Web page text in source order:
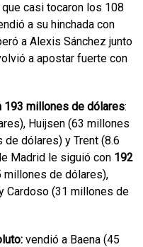
que casi tocaron los 108
a su hinchada con
a Alexis Sánchez junto
a apostar fuerte con
193 millones de dólares:
Huijsen (63 millones
dólares) y Trent (8.6
Madrid le siguió con 192
millones de dólares),
Cardoso (31 millones de
vendió a Baena (45